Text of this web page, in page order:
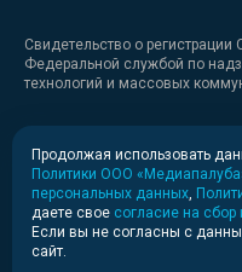
Свидетельство о
Федеральной службой по
технологий и массовых
Медиакит
Медиакит для печати
Политика
Продолжая использовать
Политики ООО
персональных данных
даете свое согласие на
Если вы не согласны с
сайт.